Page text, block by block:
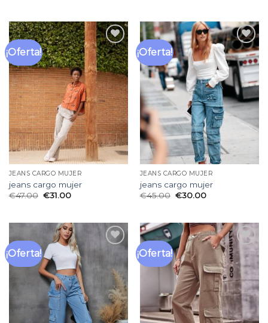
¡Oferta!
Añadir
a la
lista
de
deseos
JEANS CARGO MUJER
jeans cargo mujer
€47.00 €31.00
¡Oferta!
Añadir
a la
lista
de
deseos
JEANS CARGO MUJER
jeans cargo mujer
€45.00 €30.00
¡Oferta!
lista
de
deseos
¡Oferta!
Añadir
a la
lista
de
deseos